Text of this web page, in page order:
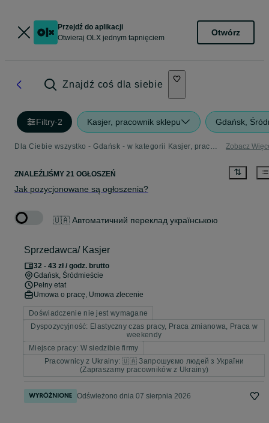
Przejdź do aplikacji
Otwieraj OLX jednym tapnięciem
Otwórz
Znajdź coś dla siebie
Filtry·2 Kasjer, pracownik sklepu Gdańsk,
Dla Ciebie wszystko - Gdańsk - w kategorii Kasjer, pracownik sklepu Zobacz
ZNALEŹLIŚMY 21 OGŁOSZEŃ
Jak pozycjonowane są ogłoszenia?
🇺🇦 Автоматичний переклад українською
Sprzedawca/ Kasjer
32 - 43 zł / godz. brutto
Gdańsk, Śródmieście
Pełny etat
Umowa o pracę, Umowa zlecenie
Doświadczenie nie jest wymagane
Dyspozycyjność: Elastyczny czas pracy, Praca zmianowa, Praca w
weekendy
Miejsce pracy: W siedzibie firmy
Pracownicy z Ukrainy: 🇺🇦 Запрошуємо людей з України
(Zapraszamy pracowników z Ukrainy)
Odświeżono dnia 07 sierpnia 2026